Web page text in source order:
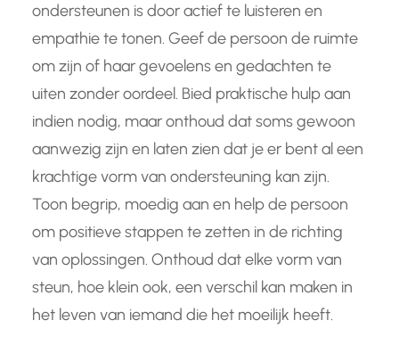
ondersteunen is door actief te luisteren en
empathie te tonen. Geef de persoon de ruimte
om zijn of haar gevoelens en gedachten te
uiten zonder oordeel. Bied praktische hulp aan
indien nodig, maar onthoud dat soms gewoon
aanwezig zijn en laten zien dat je er bent al een
krachtige vorm van ondersteuning kan zijn.
Toon begrip, moedig aan en help de persoon
om positieve stappen te zetten in de richting
van oplossingen. Onthoud dat elke vorm van
steun, hoe klein ook, een verschil kan maken in
het leven van iemand die het moeilijk heeft.